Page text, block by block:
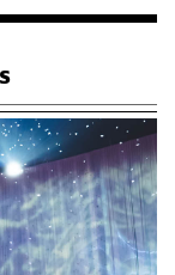
สำนักข่าว THE